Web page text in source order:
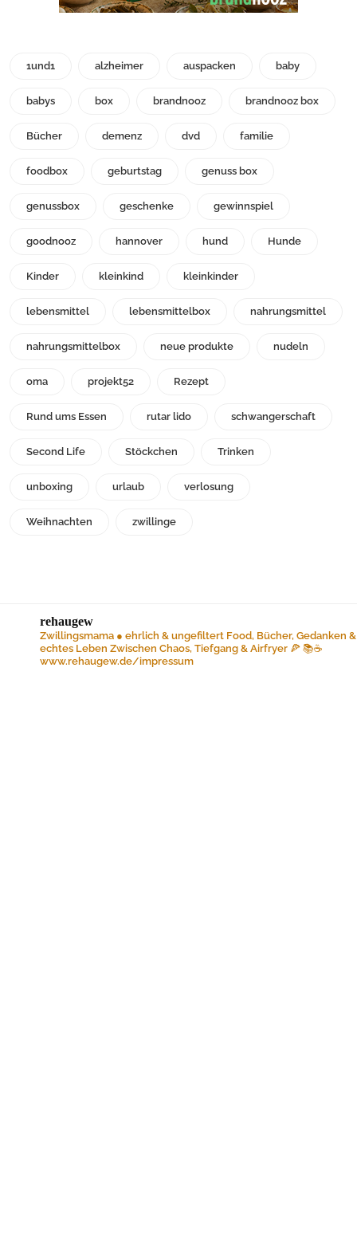
1und1 alzheimer auspacken baby
babys box brandnooz brandnooz box
Bücher demenz dvd familie
foodbox geburtstag genuss box
genussbox geschenke gewinnspiel
goodnooz hannover hund Hunde
Kinder kleinkind kleinkinder
lebensmittel lebensmittelbox nahrungsmittel
nahrungsmittelbox neue produkte nudeln
oma projekt52 Rezept
Rund ums Essen rutar lido schwangerschaft
Second Life Stöckchen Trinken
unboxing urlaub verlosung
Weihnachten zwillinge
rehaugew
Zwillingsmama ● ehrlich & ungefiltert Food, Bücher, Gedanken &
echtes Leben Zwischen Chaos, Tiefgang & Airfryer 🍕 📚☕️
www.rehaugew.de/impressum